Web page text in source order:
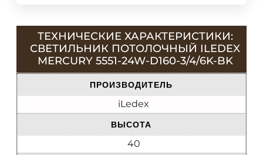
ТЕХНИЧЕСКИЕ ХАРАКТЕРИСТИКИ:
СВЕТИЛЬНИК ПОТОЛОЧНЫЙ ILEDEX
MERCURY 5551-24W-D160-3/4/6K-BK
ПРОИЗВОДИТЕЛЬ
iLedex
ВЫСОТА
40